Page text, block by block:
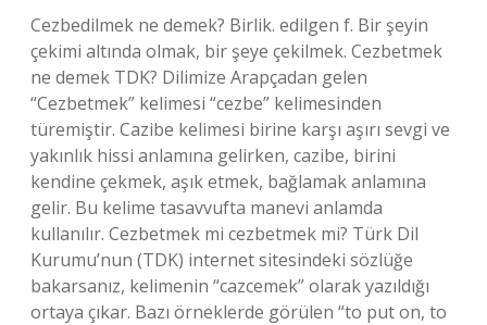
Cezbedilmek ne demek? Birlik. edilgen f. Bir şeyin
çekimi altında olmak, bir şeye çekilmek. Cezbetmek
ne demek TDK? Dilimize Arapçadan gelen
“Cezbetmek” kelimesi “cezbe” kelimesinden
türemiştir. Cazibe kelimesi birine karşı aşırı sevgi ve
yakınlık hissi anlamına gelirken, cazibe, birini
kendine çekmek, aşık etmek, bağlamak anlamına
gelir. Bu kelime tasavvufta manevi anlamda
kullanılır. Cezbetmek mi cezbetmek mi? Türk Dil
Kurumu’nun (TDK) internet sitesindeki sözlüğe
bakarsanız, kelimenin “cazcemek” olarak yazıldığı
ortaya çıkar. Bazı örneklerde görülen “to put on, to